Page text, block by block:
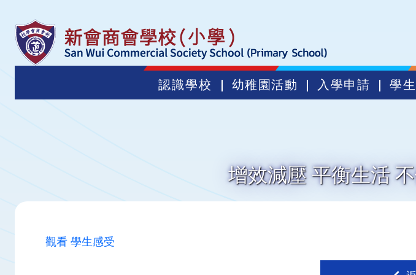
認識學校 幼稚園活動 入學申請 學
增效減壓 平衡生活
觀看 學生感受